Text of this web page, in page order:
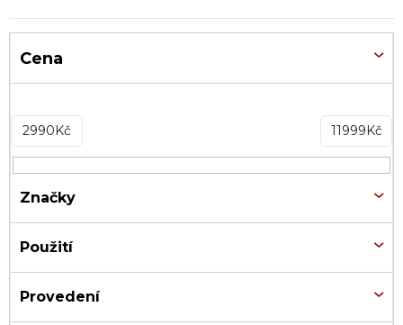
Cena
2990Kč 11999Kč
Značky
Použití
Provedení